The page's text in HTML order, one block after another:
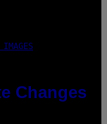
Changes